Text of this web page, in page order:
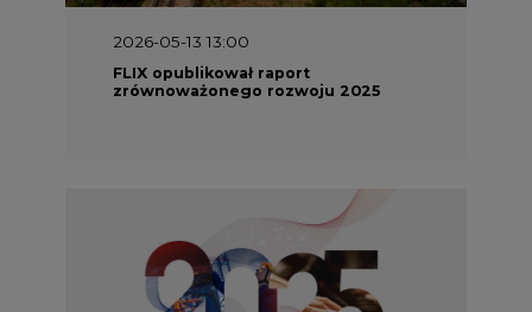
2026-05-13 13:00
FLIX opublikował raport
zrównoważonego rozwoju 2025